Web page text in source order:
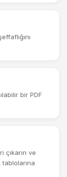
bir PDF
çıkarın ve